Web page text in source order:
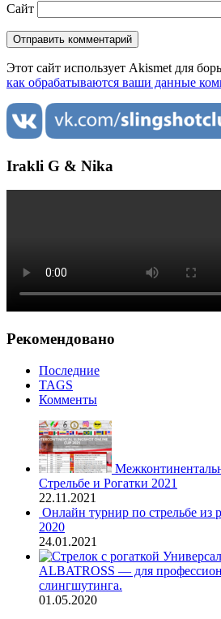
Сайт
Этот сайт использует Akismet для
как обрабатываются ваши данные
Irakli G & Nika
Рекомендовано
Последние
TAGS
Комменты
Стрельбе и Рогатки 2021
22.11.2021
Онлайн турнир по стрельбе из
2020
24.01.2021
ALBATROSS — для
слингшутинга.
01.05.2020